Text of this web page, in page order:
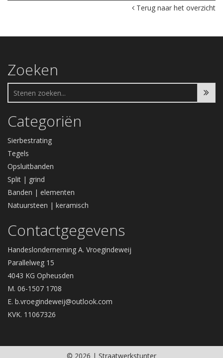
Terug naar het overzicht
Zoeken
Categoriën
Sierbestrating
Tegels
Opsluitbanden
Split | grind
Banden | elementen
Natuursteen | keramisch
Contactgegevens
Handeslonderneming A. Vroegindeweij
Parallelweg 15
4043 KG Opheusden
M. 06-1507 1708
E. b.vroegindeweij@outlook.com
KVK. 11067326
© 2026 | Straatwerkstunter